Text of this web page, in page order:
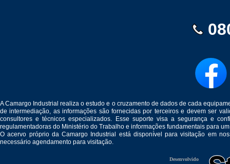
A Camargo Industrial realiza o estudo e o cruzamento de dados de cada
de intermediação, as informações são fornecidas por terceiros e devem ser
consultores e técnicos especializados. Esse suporte visa a segurança e
regulamentadoras do Ministério do Trabalho e informações fundamentais para
O acervo próprio da Camargo Industrial está disponível para visitação em
necessário agendamento para visitação.
Desenvolvido